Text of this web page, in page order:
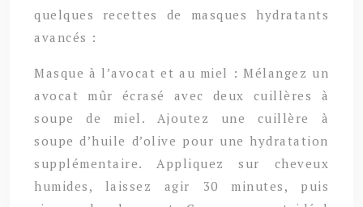
quelques recettes de masques hydratants
avancés :
Masque à l’avocat et au miel : Mélangez un
avocat mûr écrasé avec deux cuillères à
soupe de miel. Ajoutez une cuillère à
soupe d’huile d’olive pour une hydratation
supplémentaire. Appliquez sur cheveux
humides, laissez agir 30 minutes, puis